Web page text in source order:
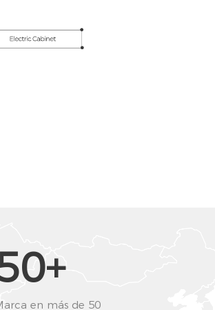
en más de 50